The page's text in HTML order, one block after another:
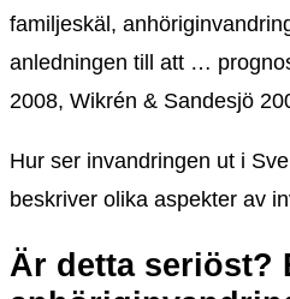
familjeskäl,
anledningen till att …
2008, Wikrén & Sandesjö
Hur ser invandringen ut i
beskriver olika aspekter av
Är detta seriöst?